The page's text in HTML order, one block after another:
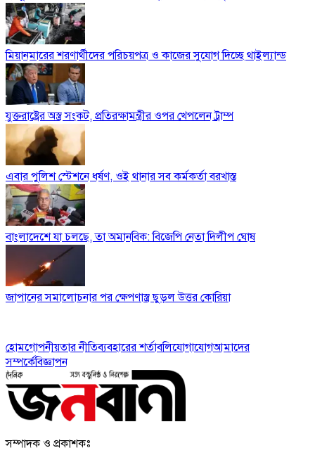
মিয়ানমারের শরণার্থীদের পরিচয়পত্র ও কাজের সুযোগ দিচ্ছে থাইল্যান্ড
যুক্তরাষ্ট্রের অস্ত্র সংকট, প্রতিরক্ষামন্ত্রীর ওপর খেপলেন ট্রাম্প
এবার পুলিশ স্টেশনে ধর্ষণ, ওই থানার সব কর্মকর্তা বরখাস্ত
বাংলাদেশে যা চলছে, তা অমানবিক: বিজেপি নেতা দিলীপ ঘোষ
জাপানের সমালোচনার পর ক্ষেপণাস্ত্র ছুড়ল উত্তর কোরিয়া
হোমগোপনীয়তার নীতিব্যবহারের শর্তাবলিযোগাযোগআমাদের
সম্পর্কেবিজ্ঞাপন
সম্পাদক ও প্রকাশকঃ